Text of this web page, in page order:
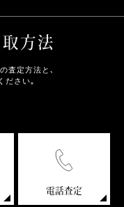
方法
査定方法と､
ださい｡
電話査定